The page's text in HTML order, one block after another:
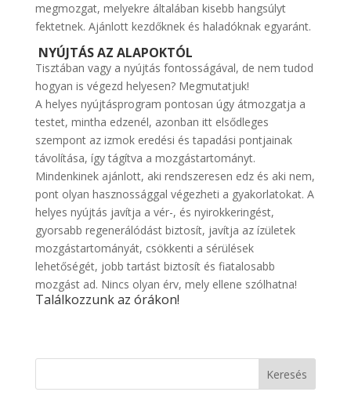
megmozgat, melyekre általában kisebb hangsúlyt
fektetnek. Ajánlott kezdőknek és haladóknak egyaránt.
NYÚJTÁS AZ ALAPOKTÓL
Tisztában vagy a nyújtás fontosságával, de nem tudod
hogyan is végezd helyesen? Megmutatjuk!
A helyes nyújtásprogram pontosan úgy átmozgatja a
testet, mintha edzenél, azonban itt elsődleges
szempont az izmok eredési és tapadási pontjainak
távolítása, így tágítva a mozgástartományt.
Mindenkinek ajánlott, aki rendszeresen edz és aki nem,
pont olyan hasznossággal végezheti a gyakorlatokat. A
helyes nyújtás javítja a vér-, és nyirokkeringést,
gyorsabb regenerálódást biztosít, javítja az ízületek
mozgástartományát, csökkenti a sérülések
lehetőségét, jobb tartást biztosít és fiatalosabb
mozgást ad. Nincs olyan érv, mely ellene szólhatna!
Találkozzunk az órákon!
Keresés